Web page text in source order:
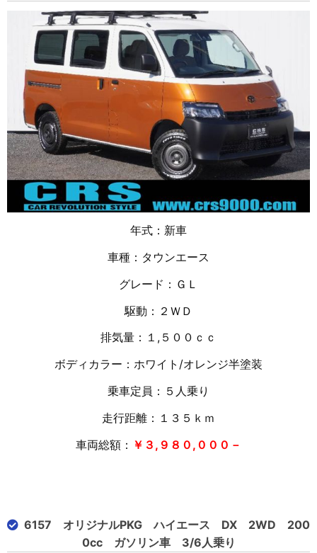
年式：新車
車種：タウンエース
グレード：ＧＬ
駆動：２ＷＤ
排気量：１,５ ００ｃｃ
ボディカラー：ホワイト/オレンジ半塗装
乗車定員：５人乗り
走行距離：１３５ ｋｍ
車両総額： ￥３,９８０,０００－
6157 オリジナルPKG ハイエース DX 2WD 200
0cc ガソリン車 3/6人乗り